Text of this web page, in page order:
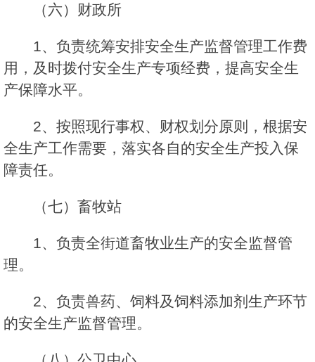
（六）财政所
1、负责统筹安排安全生产监督管理工作费
用，及时拨付安全生产专项经费，提高安全生
产保障水平。
2、按照现行事权、财权划分原则，根据安
全生产工作需要，落实各自的安全生产投入保
障责任。
（七）畜牧站
1、负责全街道畜牧业生产的安全监督管
理。
2、负责兽药、饲料及饲料添加剂生产环节
的安全生产监督管理。